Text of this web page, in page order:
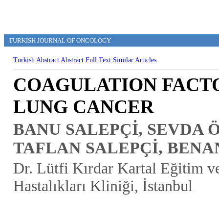
TURKISH JOURNAL OF ONCOLOGY
Turkish AbstractAbstractFull Text Similar Articles
COAGULATION
LUNG CANCER
BANU SALEPÇİ, SEVDA
TAFLAN SALEPÇİ,
Dr. Lütfi Kırdar Kartal Eğitim
Hastalıkları Kliniği, İstanbul